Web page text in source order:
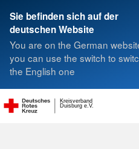
Sie befinden sich auf der
deutschen Website
You are on the German
you can use the switch to
the English one
Duisburg e.V.
Kreisverband
Suche